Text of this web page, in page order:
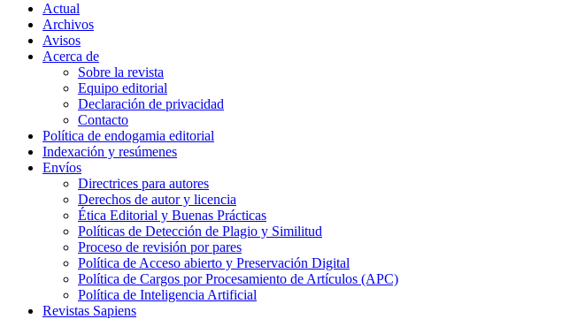
Actual
Archivos
Avisos
Acerca de
Sobre la revista
Equipo editorial
Declaración de privacidad
Contacto
Política de endogamia editorial
Indexación y resúmenes
Envíos
Directrices para autores
Derechos de autor y licencia
Ética Editorial y Buenas Prácticas
Políticas de Detección de Plagio y Similitud
Proceso de revisión por pares
Política de Acceso abierto y Preservación Digital
Política de Cargos por Procesamiento de Artículos (APC)
Política de Inteligencia Artificial
Revistas Sapiens